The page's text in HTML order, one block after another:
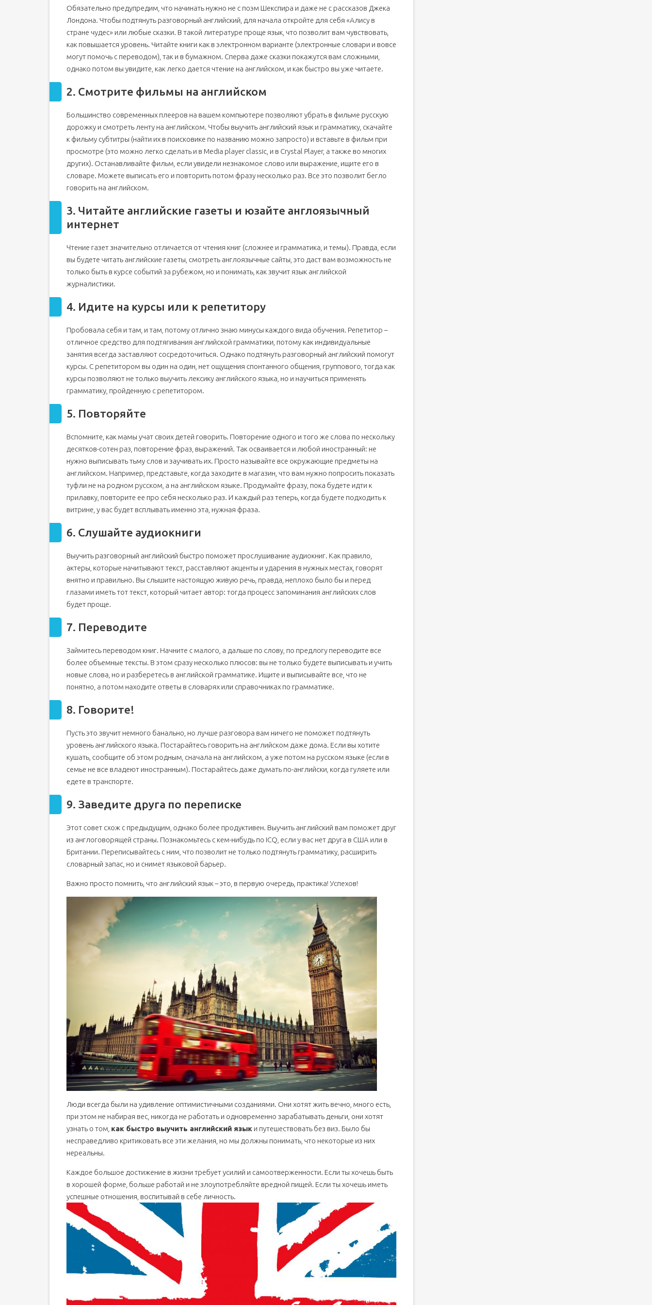
Контактируйте с другими людьми по всему миру
Разговаривайте
Посещайте бесплатные языковые клубы
Экспериментируйте
10 советов, как лучше изучать английский язык
Этап I: Освежите свой словарный запас
Этап III: Спойте песню
Этап IV: Напечатайте короткий абзац на английском
Этап V: Тысячью слов
Советы для успешного изучения английского языка
Занимайтесь английским каждый день
Изучайте английский различными методами
Обязательно предупредим, что начинать нужно не с поэм Шекспира и даже не с рассказов Джека
Лондона. Чтобы подтянуть разговорный английский, для начала откройте для себя «Алису в
стране чудес» или любые сказки. В такой литературе проще язык, что позволит вам чувствовать,
как повышается уровень. Читайте книги как в электронном варианте (электронные словари и вовсе
могут помочь с переводом), так и в бумажном. Сперва даже сказки покажутся вам сложными,
однако потом вы увидите, как легко дается чтение на английском, и как быстро вы уже читаете.
2. Смотрите фильмы на английском
Большинство современных плееров на вашем компьютере позволяют убрать в фильме русскую
дорожку и смотреть ленту на английском. Чтобы выучить английский язык и грамматику, скачайте
к фильму субтитры (найти их в поисковике по названию можно запросто) и вставьте в фильм при
просмотре (это можно легко сделать и в Media player classic, и в Crystal Player, а также во многих
других). Останавливайте фильм, если увидели незнакомое слово или выражение, ищите его в
словаре. Можете выписать его и повторить потом фразу несколько раз. Все это позволит бегло
говорить на английском.
3. Читайте английские газеты и юзайте англоязычный
интернет
Чтение газет значительно отличается от чтения книг (сложнее и грамматика, и темы). Правда, если
вы будете читать английские газеты, смотреть англоязычные сайты, это даст вам возможность не
только быть в курсе событий за рубежом, но и понимать, как звучит язык английской
журналистики.
4. Идите на курсы или к репетитору
Пробовала себя и там, и там, потому отлично знаю минусы каждого вида обучения. Репетитор –
отличное средство для подтягивания английской грамматики, потому как индивидуальные
занятия всегда заставляют сосредоточиться. Однако подтянуть разговорный английский помогут
курсы. С репетитором вы один на один, нет ощущения спонтанного общения, группового, тогда как
курсы позволяют не только выучить лексику английского языка, но и научиться применять
грамматику, пройденную с репетитором.
5. Повторяйте
Вспомните, как мамы учат своих детей говорить. Повторение одного и того же слова по нескольку
десятков-сотен раз, повторение фраз, выражений. Так осваивается и любой иностранный: не
нужно выписывать тьму слов и заучивать их. Просто называйте все окружающие предметы на
английском. Например, представьте, когда заходите в магазин, что вам нужно попросить показать
туфли не на родном русском, а на английском языке. Продумайте фразу, пока будете идти к
прилавку, повторите ее про себя несколько раз. И каждый раз теперь, когда будете подходить к
витрине, у вас будет всплывать именно эта, нужная фраза.
6. Слушайте аудиокниги
Выучить разговорный английский быстро поможет прослушивание аудиокниг. Как правило,
актеры, которые начитывают текст, расставляют акценты и ударения в нужных местах, говорят
внятно и правильно. Вы слышите настоящую живую речь, правда, неплохо было бы и перед
глазами иметь тот текст, который читает автор: тогда процесс запоминания английских слов
будет проще.
7. Переводите
Займитесь переводом книг. Начните с малого, а дальше по слову, по предлогу переводите все
более объемные тексты. В этом сразу несколько плюсов: вы не только будете выписывать и учить
новые слова, но и разберетесь в английской грамматике. Ищите и выписывайте все, что не
понятно, а потом находите ответы в словарях или справочниках по грамматике.
8. Говорите!
Пусть это звучит немного банально, но лучше разговора вам ничего не поможет подтянуть
уровень английского языка. Постарайтесь говорить на английском даже дома. Если вы хотите
кушать, сообщите об этом родным, сначала на английском, а уже потом на русском языке (если в
семье не все владеют иностранным). Постарайтесь даже думать по-английски, когда гуляете или
едете в транспорте.
9. Заведите друга по переписке
Этот совет схож с предыдущим, однако более продуктивен. Выучить английский вам поможет друг
из англоговорящей страны. Познакомьтесь с кем-нибудь по ICQ, если у вас нет друга в США или в
Британии. Переписывайтесь с ним, что позволит не только подтянуть грамматику, расширить
словарный запас, но и снимет языковой барьер.
Важно просто помнить, что английский язык – это, в первую очередь, практика! Успехов!
Люди всегда были на удивление оптимистичными созданиями. Они хотят жить вечно, много есть,
при этом не набирая вес, никогда не работать и одновременно зарабатывать деньги, они хотят
узнать о том, как быстро выучить английский язык и путешествовать без виз. Было бы
несправедливо критиковать все эти желания, но мы должны понимать, что некоторые из них
нереальны.
Каждое большое достижение в жизни требует усилий и самоотверженности. Если ты хочешь быть
в хорошей форме, больше работай и не злоупотребляйте вредной пищей. Если ты хочешь иметь
успешные отношения, воспитывай в себе личность.